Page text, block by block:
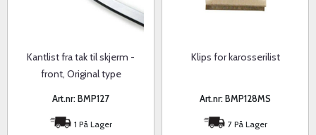
Kantlist fra tak til skjerm -
front, Original type
Art.nr: BMP127
1 På Lager
Klips for karosserilist
Art.nr: BMP128MS
7 På Lager